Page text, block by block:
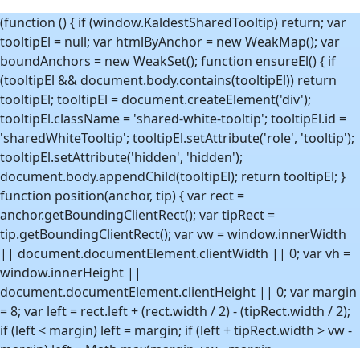
(function () { if (window.KaldestSharedTooltip) return; var
tooltipEl = null; var htmlByAnchor = new WeakMap(); var
boundAnchors = new WeakSet(); function ensureEl() { if
(tooltipEl && document.body.contains(tooltipEl)) return
tooltipEl; tooltipEl = document.createElement('div');
tooltipEl.className = 'shared-white-tooltip'; tooltipEl.id =
'sharedWhiteTooltip'; tooltipEl.setAttribute('role', 'tooltip');
tooltipEl.setAttribute('hidden', 'hidden');
document.body.appendChild(tooltipEl); return tooltipEl; }
function position(anchor, tip) { var rect =
anchor.getBoundingClientRect(); var tipRect =
tip.getBoundingClientRect(); var vw = window.innerWidth
|| document.documentElement.clientWidth || 0; var vh =
window.innerHeight ||
document.documentElement.clientHeight || 0; var margin
= 8; var left = rect.left + (rect.width / 2) - (tipRect.width / 2);
if (left < margin) left = margin; if (left + tipRect.width > vw -